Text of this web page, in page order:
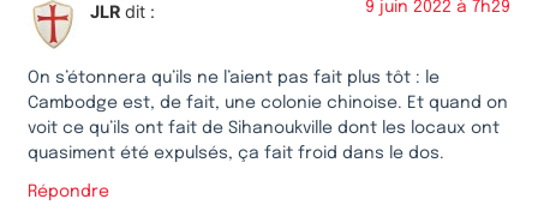
JLR dit : 9 juin 2022 à 7h29
On s’étonnera qu’ils ne l’aient pas fait plus tôt : le
Cambodge est, de fait, une colonie chinoise. Et quand on
voit ce qu’ils ont fait de Sihanoukville dont les locaux ont
quasiment été expulsés, ça fait froid dans le dos.
Répondre